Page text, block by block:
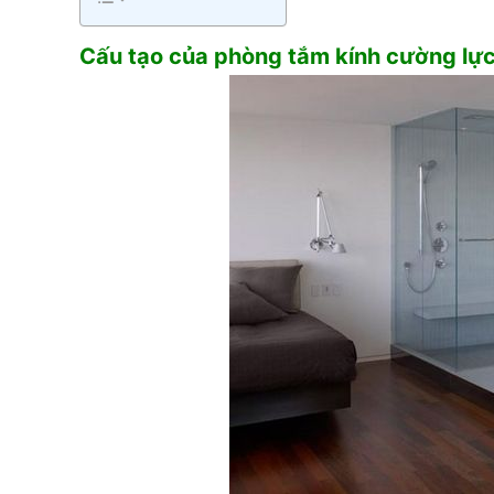
Cấu tạo của phòng tắm kính cường